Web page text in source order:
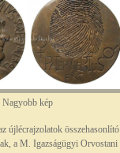
Nagyobb kép
újlécrajzolatok összehasonlító
a M. Igazságügyi Orvostani